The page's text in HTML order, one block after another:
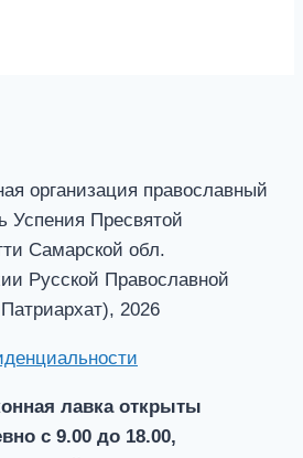
организация православный
Успения Пресвятой
Самарской обл.
Русской Православной
2026
лавка открыты
с 9.00 до 18.00,